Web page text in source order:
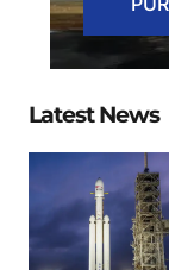
Latest News